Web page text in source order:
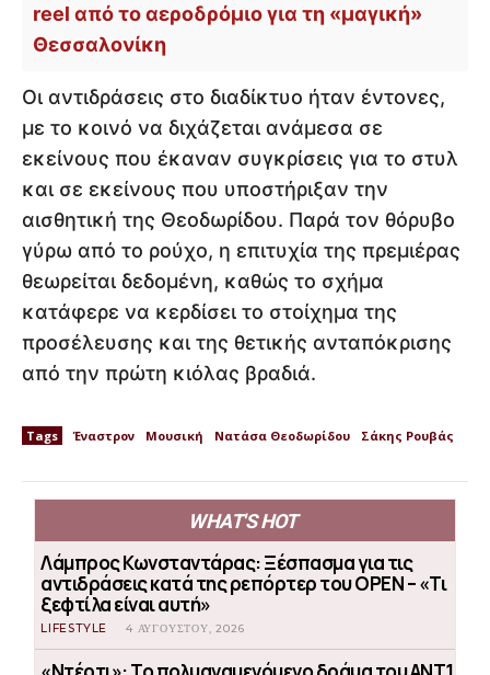
reel από το αεροδρόμιο για τη «μαγική»
Θεσσαλονίκη
Οι αντιδράσεις στο διαδίκτυο ήταν έντονες,
με το κοινό να διχάζεται ανάμεσα σε
εκείνους που έκαναν συγκρίσεις για το στυλ
και σε εκείνους που υποστήριξαν την
αισθητική της Θεοδωρίδου. Παρά τον θόρυβο
γύρω από το ρούχο, η επιτυχία της πρεμιέρας
θεωρείται δεδομένη, καθώς το σχήμα
κατάφερε να κερδίσει το στοίχημα της
προσέλευσης και της θετικής ανταπόκρισης
από την πρώτη κιόλας βραδιά.
Tags Έναστρον Μουσική Νατάσα Θεοδωρίδου Σάκης Ρουβάς
WHAT'S HOT
Λάμπρος Κωνσταντάρας: Ξέσπασμα για τις
αντιδράσεις κατά της ρεπόρτερ του OPEN – «Τι
ξεφτίλα είναι αυτή»
LIFESTYLE 4 ΑΥΓΟΎΣΤΟΥ, 2026